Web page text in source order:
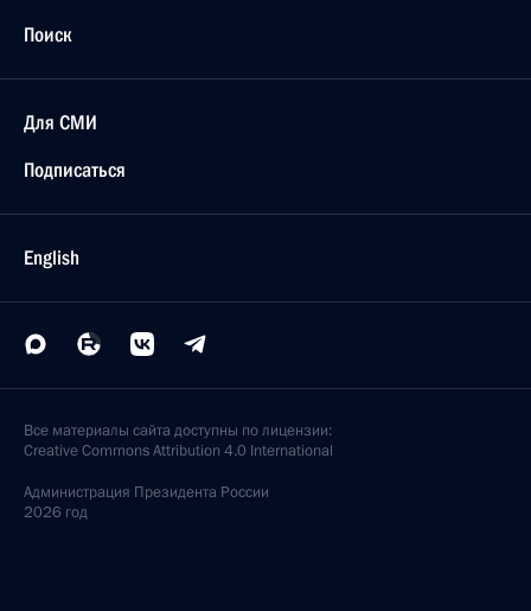
Поиск
Для СМИ
Подписаться
English
Все материалы сайта доступны по лицензии:
Creative Commons Attribution 4.0 International
Администрация Президента России
2026 год